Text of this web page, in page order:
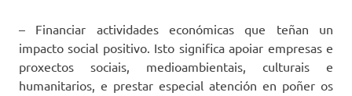
– Financiar actividades económicas que teñan un
impacto social positivo. Isto significa apoiar empresas e
proxectos sociais, medioambientais, culturais e
humanitarios, e prestar especial atención en poñer os